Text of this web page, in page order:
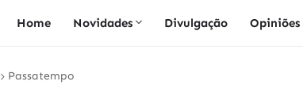
Home Novidades Divulgação Opiniões
Passatempo